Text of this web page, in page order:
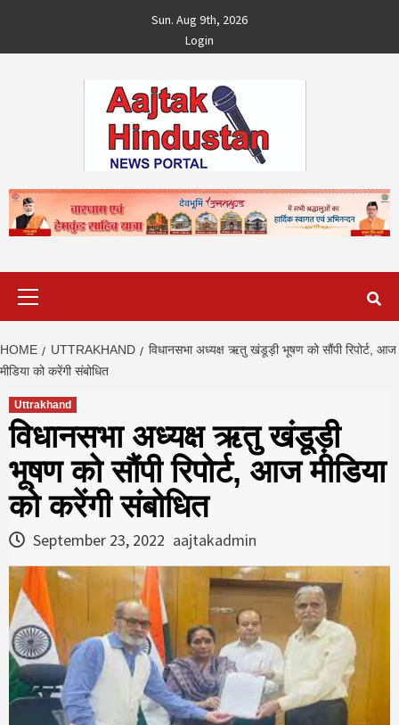
content
Sun. Aug 9th, 2026
Login
HOME UTTRAKHAND
विधानसभा अध्यक्ष ऋतु खंडूड़ी भूषण को सौंपी रिपोर्ट, आज
मीडिया को करेंगी संबोधित
Uttrakhand
विधानसभा अध्यक्ष ऋतु खंडूड़ी
भूषण को सौंपी रिपोर्ट, आज मीडिया
को करेंगी संबोधित
September 23, 2022 aajtakadmin